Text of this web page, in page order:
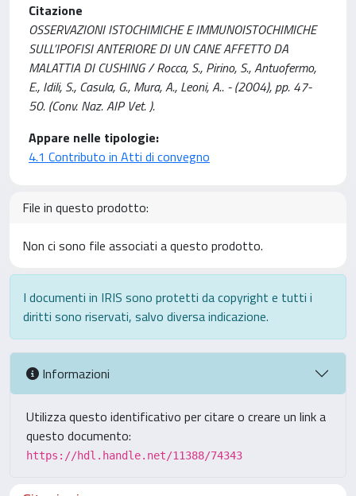
Citazione
OSSERVAZIONI ISTOCHIMICHE E IMMUNOISTOCHIMICHE
SULL’IPOFISI ANTERIORE DI UN CANE AFFETTO DA
MALATTIA DI CUSHING / Rocca, S., Pirino, S., Antuofermo,
E., Idili, S., Casula, G., Mura, A., Leoni, A.. - (2004), pp. 47-
50. (Conv. Naz. AIP Vet. ).
Appare nelle tipologie:
4.1 Contributo in Atti di convegno
File in questo prodotto:
Non ci sono file associati a questo prodotto.
I documenti in IRIS sono protetti da copyright e tutti i
diritti sono riservati, salvo diversa indicazione.
Informazioni
Utilizza questo identificativo per citare o creare un link a
questo documento:
https://hdl.handle.net/11388/74343